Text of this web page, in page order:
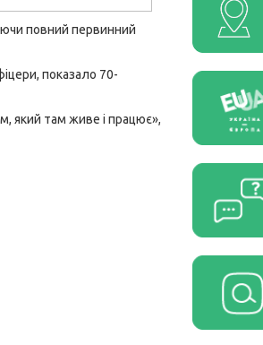
повний первинний
показало 70-
який там живе і працює»,